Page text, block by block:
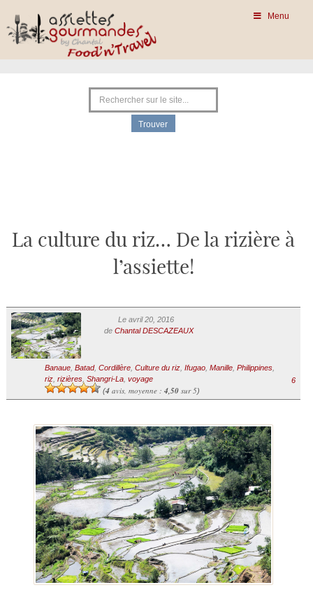
Menu
La culture du riz… De la rizière à
l’assiette!
Le avril 20, 2016
de Chantal DESCAZEAUX
Banaue, Batad, Cordillère, Culture du riz, Ifugao, Manille, Philippines,
riz, rizières, Shangri-La, voyage
(4avis, moyenne : 4,50sur 5)
6